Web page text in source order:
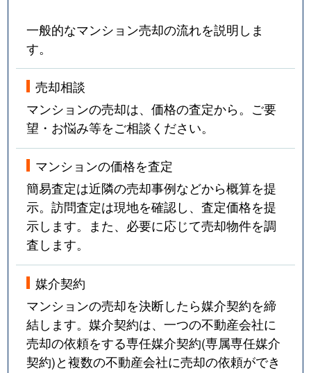
一般的なマンション売却の流れを説明しま
す。
売却相談
マンションの売却は、価格の査定から。ご要
望・お悩み等をご相談ください。
マンションの価格を査定
簡易査定は近隣の売却事例などから概算を提
示。訪問査定は現地を確認し、査定価格を提
示します。また、必要に応じて売却物件を調
査します。
媒介契約
マンションの売却を決断したら媒介契約を締
結します。媒介契約は、一つの不動産会社に
売却の依頼をする専任媒介契約(専属専任媒介
契約)と複数の不動産会社に売却の依頼ができ